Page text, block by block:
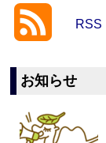
RSS
お知らせ